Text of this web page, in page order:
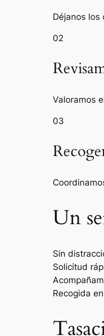
Déjanos los
02
Valoramos
03
Un
Sin
Solicitud
Recogida